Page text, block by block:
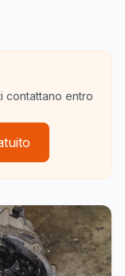
contattano entro